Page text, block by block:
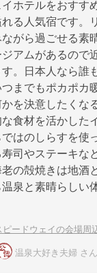
ホテルをおすす
る人気宿です。
がら過ごせる素
アムがあるので
。日本人なら誰
までもポカポカ
を決意したくな
食材を活かした
はのしらすを使
司やステーキな
の殻焼きは地酒
泉と素晴らしい
ードウェイの会場周
温泉大好き夫婦 さ